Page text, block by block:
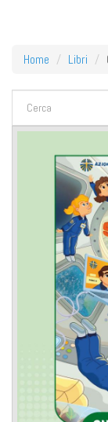
Home Libri
FORM DI